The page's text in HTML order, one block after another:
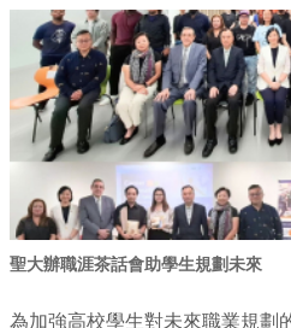
聖大辦職涯茶話會助學生規劃未來
為加強高校學生對未來職業規劃